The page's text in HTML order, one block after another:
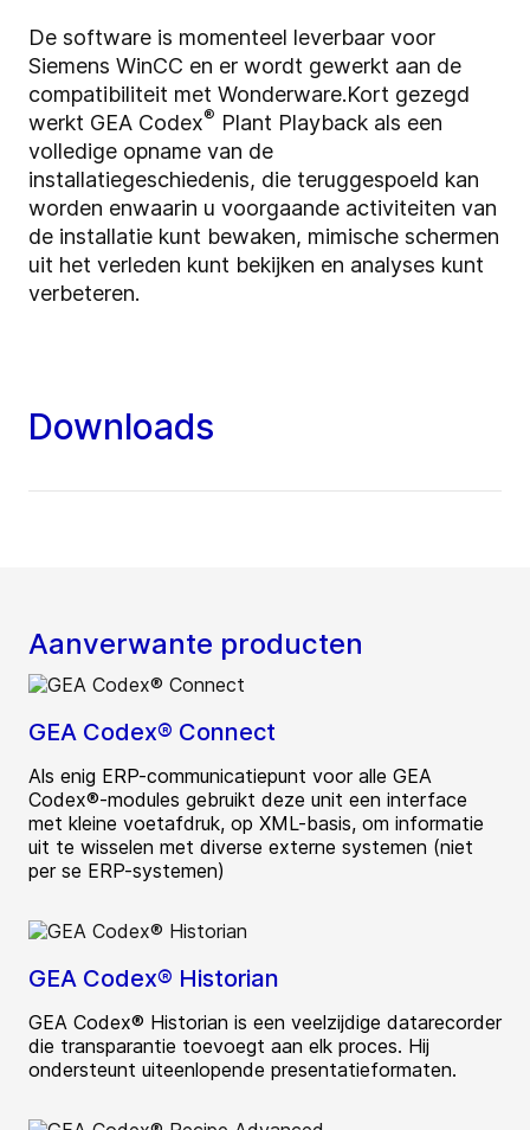
De software is momenteel leverbaar voor
Siemens WinCC en er wordt gewerkt aan de
compatibiliteit met Wonderware.Kort gezegd
werkt GEA Codex® Plant Playback als een
volledige opname van de
installatiegeschiedenis, die teruggespoeld kan
worden enwaarin u voorgaande activiteiten van
de installatie kunt bewaken, mimische schermen
uit het verleden kunt bekijken en analyses kunt
verbeteren.
Downloads
Aanverwante producten
GEA Codex® Connect
Als enig ERP-communicatiepunt voor alle GEA
Codex®-modules gebruikt deze unit een interface
met kleine voetafdruk, op XML-basis, om informatie
uit te wisselen met diverse externe systemen (niet
per se ERP-systemen)
GEA Codex® Historian
GEA Codex® Historian is een veelzijdige datarecorder
die transparantie toevoegt aan elk proces. Hij
ondersteunt uiteenlopende presentatieformaten.